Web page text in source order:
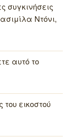
συγκινήσεις
Ντόνι,
αυτό το
εικοστού